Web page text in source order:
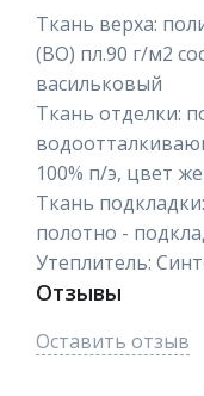
Ткань верха:
(ВО) пл.90 г/м2
васильковый
Ткань отделки:
100% п/э, цвет
Ткань
полотно -
Утеплитель:
Отзывы
Оставить отзыв